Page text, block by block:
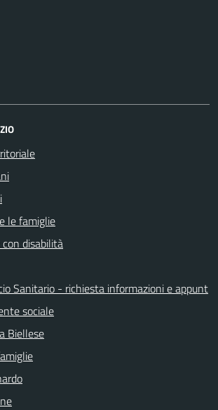
le famiglie
disabilità
Sanitario - richiesta informazioni e appunt
sociale
Biellese